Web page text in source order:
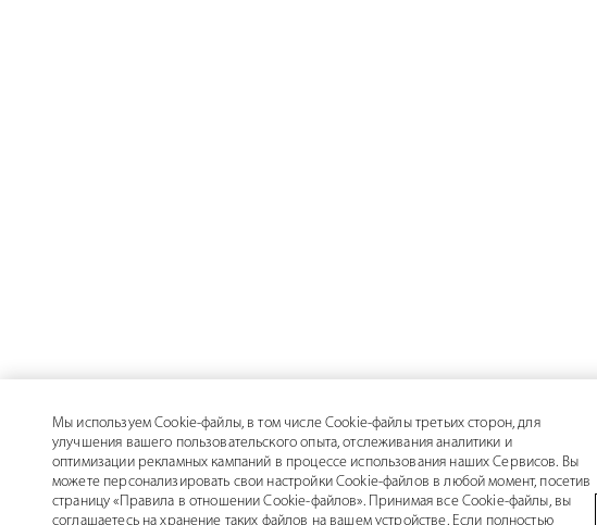
Мы используем Cookie-файлы, в том числе Cookie-файлы третьих сторон, для
улучшения вашего пользовательского опыта, отслеживания аналитики и
оптимизации рекламных кампаний в процессе использования наших Сервисов. Вы
можете персонализировать свои настройки Cookie-файлов в любой момент, посетив
страницу «Правила в отношении Cookie-файлов». Принимая все Cookie-файлы, вы
соглашаетесь на хранение таких файлов на вашем устройстве. Если полностью